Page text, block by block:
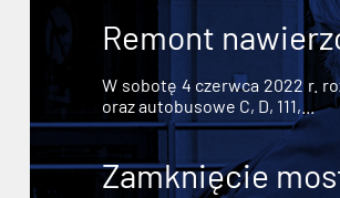
Remont
W sobotę 4 czerwca 2022 r.
oraz autobusowe C, D, 111,...
Zamknięcie